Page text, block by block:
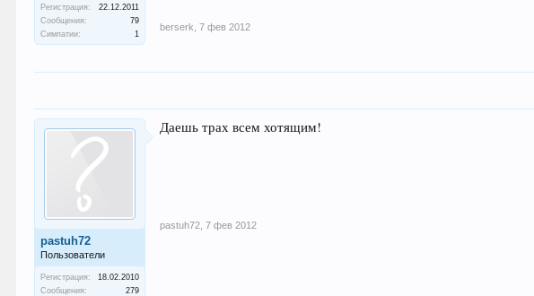
Регистрация:
22.12.2011
Сообщения:
79
Симпатии:
1
berserk 7 фев 2012
pastuh72
Пользователи
Регистрация:
18.02.2010
Сообщения:
279
Даешь трах всем хотящим!
pastuh72 7 фев 2012